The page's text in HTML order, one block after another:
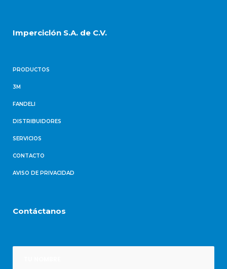
Imperciclón S.A. de C.V.
PRODUCTOS
3M
FANDELI
DISTRIBUIDORES
SERVICIOS
CONTACTO
AVISO DE PRIVACIDAD
Contáctanos